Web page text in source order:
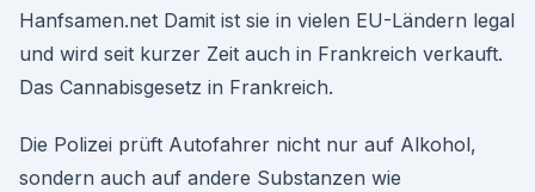
Hanfsamen.net Damit ist sie in vielen EU-Ländern legal
und wird seit kurzer Zeit auch in Frankreich verkauft.
Das Cannabisgesetz in Frankreich.
Die Polizei prüft Autofahrer nicht nur auf Alkohol,
sondern auch auf andere Substanzen wie